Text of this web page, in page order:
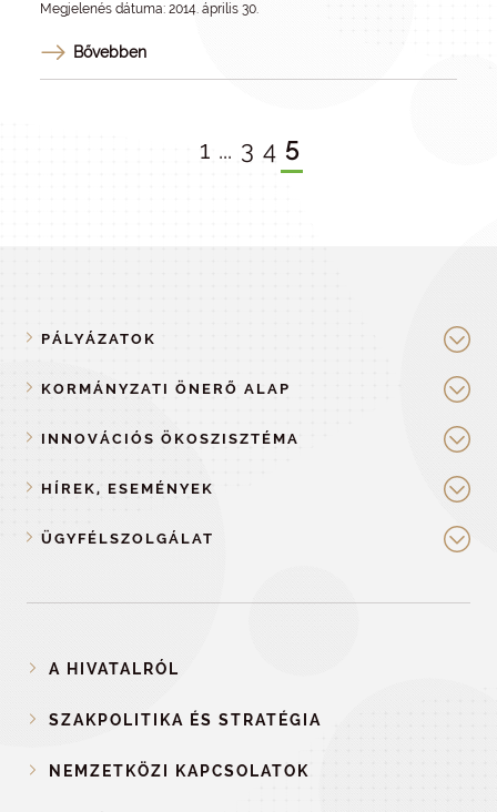
Megjelenés dátuma: 2014. április 30.
Bővebben
1 ... 3 4 5
PÁLYÁZATOK
KORMÁNYZATI ÖNERŐ ALAP
INNOVÁCIÓS ÖKOSZISZTÉMA
HÍREK, ESEMÉNYEK
ÜGYFÉLSZOLGÁLAT
A HIVATALRÓL
SZAKPOLITIKA ÉS STRATÉGIA
NEMZETKÖZI KAPCSOLATOK